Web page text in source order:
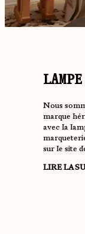
Nous
marque
avec la
sur le site
LIRE LA